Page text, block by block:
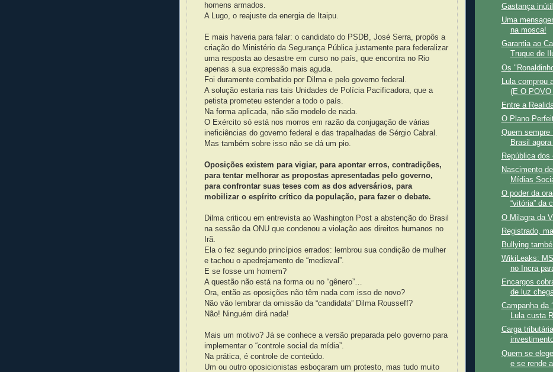
homens armados.
A Lugo, o reajuste da energia de Itaipu.
E mais haveria para falar: o candidato do PSDB, José Serra, propôs a
criação do Ministério da Segurança Pública justamente para federalizar
uma resposta ao desastre em curso no país, que encontra no Rio
apenas a sua expressão mais aguda.
Foi duramente combatido por Dilma e pelo governo federal.
A solução estaria nas tais Unidades de Polícia Pacificadora, que a
petista prometeu estender a todo o país.
Na forma aplicada, não são modelo de nada.
O Exército só está nos morros em razão da conjugação de várias
ineficiências do governo federal e das trapalhadas de Sérgio Cabral.
Mas também sobre isso não se dá um pio.
Oposições existem para vigiar, para apontar erros, contradições,
para tentar melhorar as propostas apresentadas pelo governo,
para confrontar suas teses com as dos adversários, para
mobilizar o espírito crítico da população, para fazer o debate.
Dilma criticou em entrevista ao Washington Post a abstenção do Brasil
na sessão da ONU que condenou a violação aos direitos humanos no
Irã.
Ela o fez segundo princípios errados: lembrou sua condição de mulher
e tachou o apedrejamento de “medieval”.
E se fosse um homem?
A questão não está na forma ou no “gênero”…
Ora, então as oposições não têm nada com isso de novo?
Não vão lembrar da omissão da “candidata” Dilma Rousseff?
Não! Ninguém dirá nada!
Mais um motivo? Já se conhece a versão preparada pelo governo para
implementar o “controle social da mídia”.
Na prática, é controle de conteúdo.
Um ou outro oposicionistas esboçaram um protesto, mas tudo muito
Gastança inútil
Uma
na mosca!
Garantia ao
Truque de
Os
Lula comprou
(E O POVO
Entre a
O Plano
Quem sempre
Brasil
República dos
Nascimento
Mídias
O poder da
“vitória” da
O Milagra da
Registrado,
Bullying
WikiLeaks:
no Incra
Encargos
de luz
Campanha da
Lula custa
Carga
Quem se
e se rende